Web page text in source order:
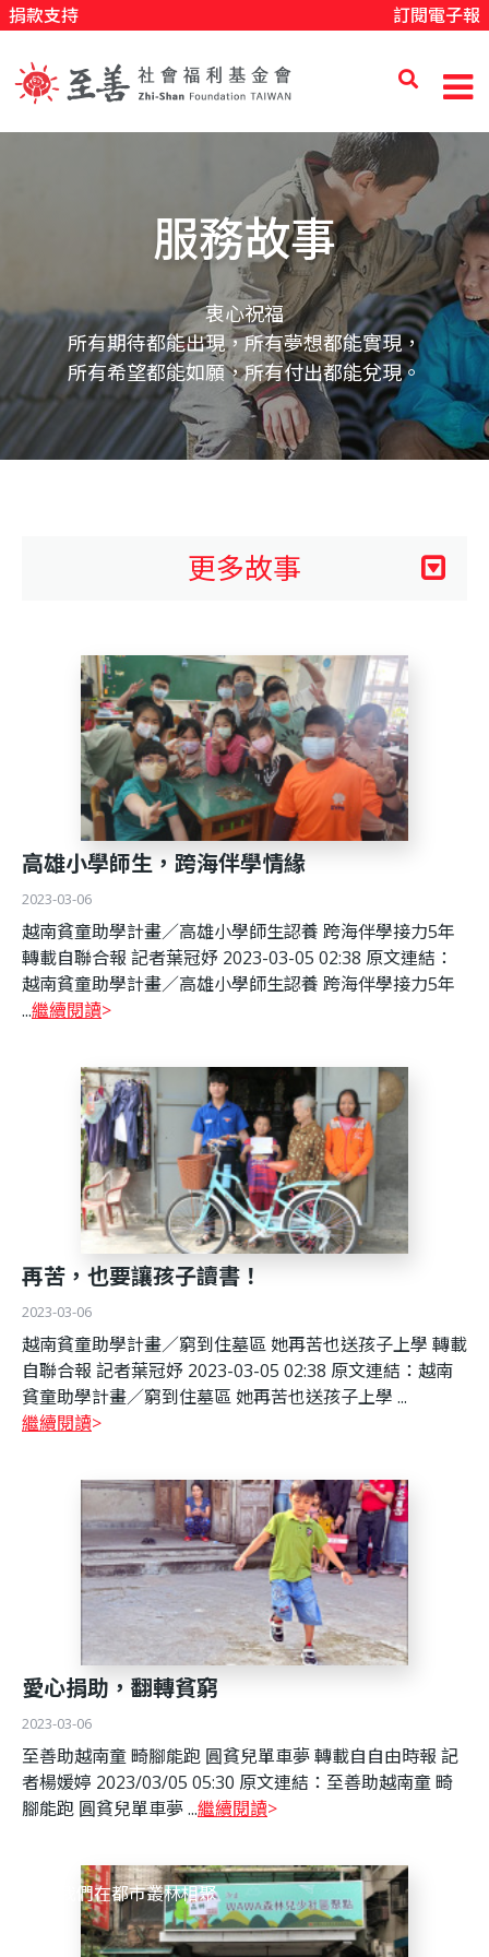
主
捐款支持 訂閱電子報
社
會
福
服務故事
衷心祝福
所有期待都能出現，所有夢想都能實現，
所有希望都能如願，所有付出都能兌現。
更多故事
高雄小學師生，跨海伴學情緣
2023-03-06
越南貧童助學計畫／高雄小學師生認養 跨海伴學接力5年
轉載自聯合報 記者葉冠妤 2023-03-05 02:38 原文連結：
越南貧童助學計畫／高雄小學師生認養 跨海伴學接力5年
...繼續閱讀
再苦，也要讓孩子讀書！
2023-03-06
越南貧童助學計畫／窮到住墓區 她再苦也送孩子上學 轉載
自聯合報 記者葉冠妤 2023-03-05 02:38 原文連結：越南
貧童助學計畫／窮到住墓區 她再苦也送孩子上學 ...
繼續閱讀
愛心捐助，翻轉貧窮
2023-03-06
至善助越南童 畸腳能跑 圓貧兒單車夢 轉載自自由時報 記
者楊媛婷 2023/03/05 05:30 原文連結：至善助越南童 畸
腳能跑 圓貧兒單車夢 ...繼續閱讀
當我們在都市叢林相聚